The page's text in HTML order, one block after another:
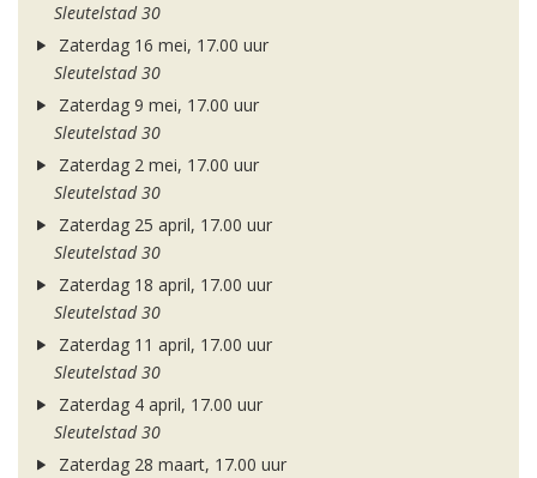
Sleutelstad 30
Zaterdag 16 mei, 17.00 uur
Sleutelstad 30
Zaterdag 9 mei, 17.00 uur
Sleutelstad 30
Zaterdag 2 mei, 17.00 uur
Sleutelstad 30
Zaterdag 25 april, 17.00 uur
Sleutelstad 30
Zaterdag 18 april, 17.00 uur
Sleutelstad 30
Zaterdag 11 april, 17.00 uur
Sleutelstad 30
Zaterdag 4 april, 17.00 uur
Sleutelstad 30
Zaterdag 28 maart, 17.00 uur